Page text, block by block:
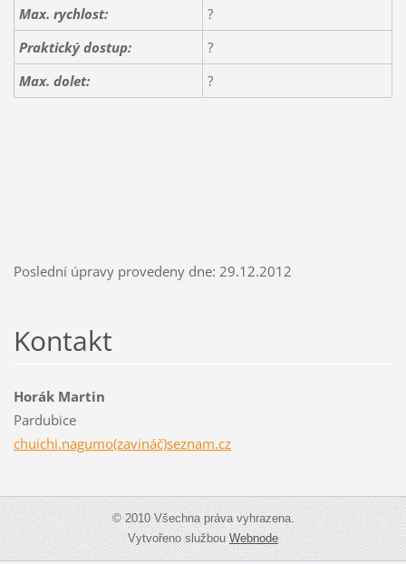
Max. rychlost:
?
Praktický dostup:
?
Max. dolet:
?
Poslední úpravy provedeny dne: 29.12.2012
Kontakt
Horák Martin
Pardubice
chuichi.nagumo(zavináč)seznam.cz
© 2010 Všechna práva vyhrazena.
Vytvořeno službouWebnode